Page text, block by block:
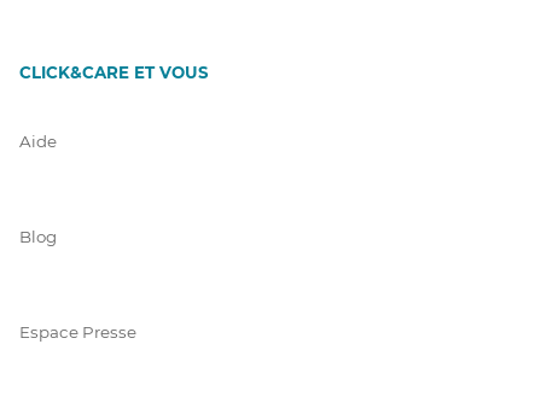
CLICK&CARE ET VOUS
Aide
Blog
Espace Presse